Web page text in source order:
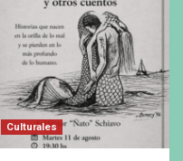
Culturales